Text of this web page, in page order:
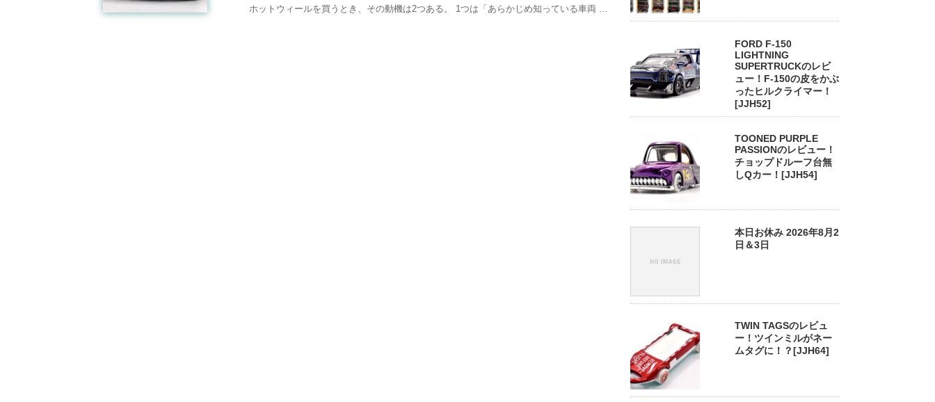
ホットウィールを買うとき、その動機は2つある。 1つは「あらかじめ知っている車両 …
FORD F-150
LIGHTNING
SUPERTRUCKのレビ
ュー！F-150の皮をかぶ
ったヒルクライマー！
[JJH52]
TOONED PURPLE
PASSIONのレビュー！
チョップドルーフ台無
しQカー！[JJH54]
本日お休み 2026年8月2
日＆3日
TWIN TAGSのレビュ
ー！ツインミルがネー
ムタグに！？[JJH64]